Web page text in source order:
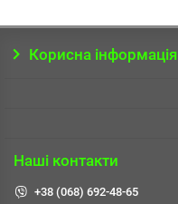
Корисна інформація
Наші контакти
+38 (068) 692-48-65